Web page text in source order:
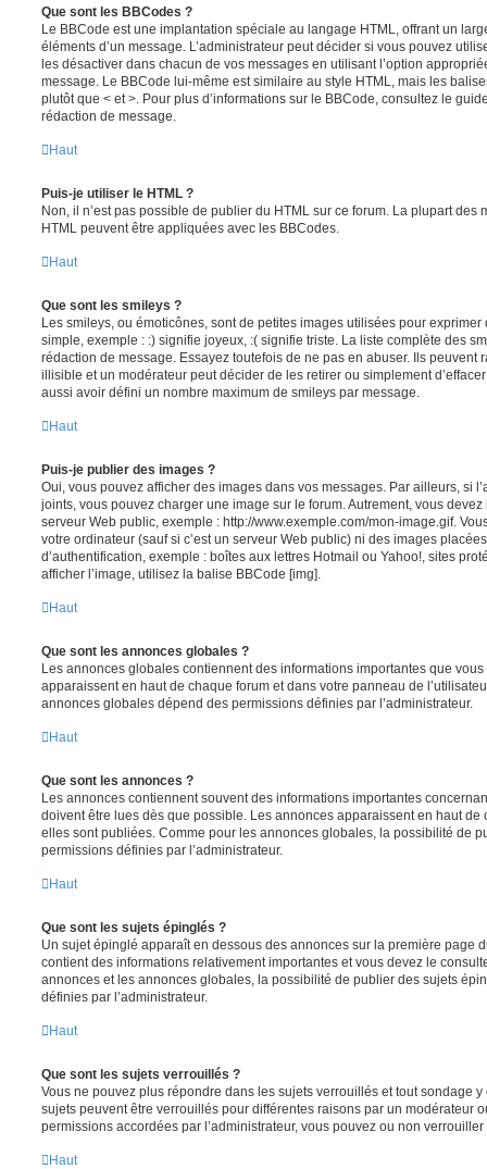
Que sont les BBCodes ?
Le BBCode est une implantation spéciale au langage HTML, offrant un
éléments d’un message. L’administrateur peut décider si vous pouvez
les désactiver dans chacun de vos messages en utilisant l’option
message. Le BBCode lui-même est similaire au style HTML, mais les
plutôt que < et >. Pour plus d’informations sur le BBCode, consultez le
rédaction de message.
Haut
Puis-je utiliser le HTML ?
Non, il n’est pas possible de publier du HTML sur ce forum. La plupart des
HTML peuvent être appliquées avec les BBCodes.
Haut
Que sont les smileys ?
Les smileys, ou émoticônes, sont de petites images utilisées pour
simple, exemple : :) signifie joyeux, :( signifie triste. La liste complète des
rédaction de message. Essayez toutefois de ne pas en abuser. Ils peuvent
illisible et un modérateur peut décider de les retirer ou simplement
aussi avoir défini un nombre maximum de smileys par message.
Haut
Puis-je publier des images ?
Oui, vous pouvez afficher des images dans vos messages. Par ailleurs, si
joints, vous pouvez charger une image sur le forum. Autrement, vous
serveur Web public, exemple : http://www.exemple.com/mon-image.gif.
votre ordinateur (sauf si c’est un serveur Web public) ni des images
d’authentification, exemple : boîtes aux lettres Hotmail ou Yahoo!, sites
afficher l’image, utilisez la balise BBCode [img].
Haut
Que sont les annonces globales ?
Les annonces globales contiennent des informations importantes que
apparaissent en haut de chaque forum et dans votre panneau de
annonces globales dépend des permissions définies par l’administrateur.
Haut
Que sont les annonces ?
Les annonces contiennent souvent des informations importantes
doivent être lues dès que possible. Les annonces apparaissent en haut
elles sont publiées. Comme pour les annonces globales, la possibilité de
permissions définies par l’administrateur.
Haut
Que sont les sujets épinglés ?
Un sujet épinglé apparaît en dessous des annonces sur la première page
contient des informations relativement importantes et vous devez le
annonces et les annonces globales, la possibilité de publier des sujets
définies par l’administrateur.
Haut
Que sont les sujets verrouillés ?
Vous ne pouvez plus répondre dans les sujets verrouillés et tout sondage
sujets peuvent être verrouillés pour différentes raisons par un modérateur
permissions accordées par l’administrateur, vous pouvez ou non
Haut